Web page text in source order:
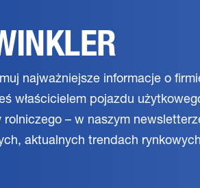
najważniejsze informacje o
właścicielem pojazdu
– w naszym
aktualnych trendach